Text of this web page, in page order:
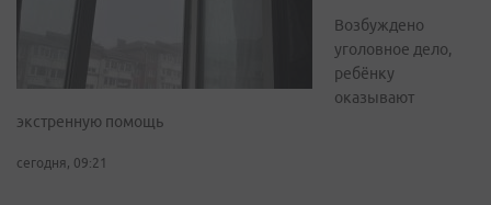
Возбуждено
уголовное дело,
ребёнку
оказывают
экстренную помощь
сегодня, 09:21